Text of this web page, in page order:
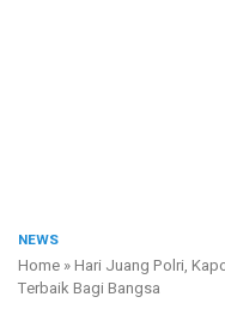
NEWS
Home »Hari Juang Polri,
Terbaik Bagi Bangsa